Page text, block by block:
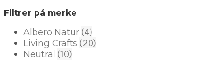
Filtrer på merke
Albero Natur (4)
Living Crafts (20)
Neutral (10)